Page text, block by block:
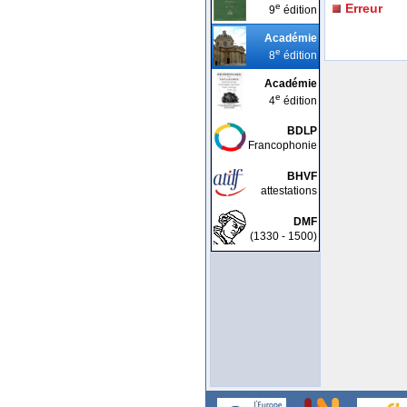
9e édition
Académie
8e édition
Académie
4e édition
BDLP
Francophonie
BHVF
attestations
DMF
(1330 - 1500)
Erreur